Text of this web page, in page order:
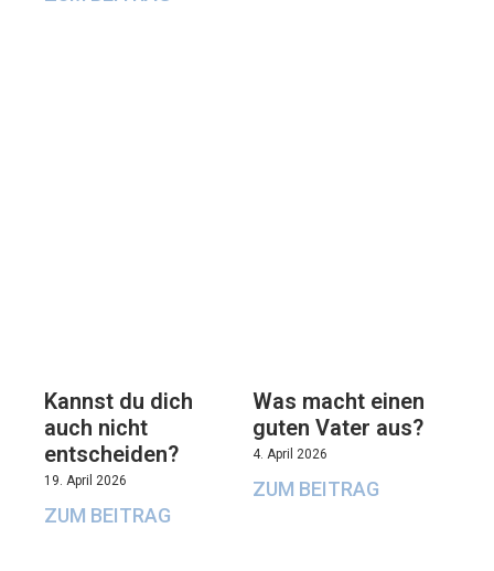
Kannst du dich
auch nicht
entscheiden?
19. April 2026
ZUM BEITRAG
Was macht einen
guten Vater aus?
4. April 2026
ZUM BEITRAG